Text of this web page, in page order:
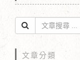
文章分類